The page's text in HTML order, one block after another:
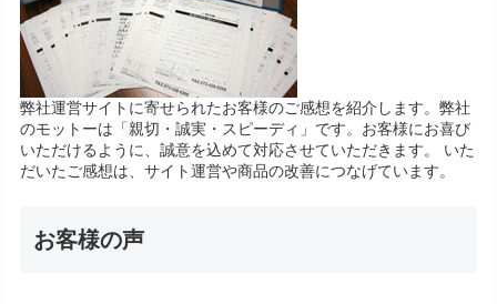
弊社運営サイトに寄せられたお客様のご感想を紹介します。弊社
のモットーは「親切・誠実・スピーディ」です。お客様にお喜び
いただけるように、誠意を込めて対応させていただきます。 いた
だいたご感想は、サイト運営や商品の改善につなげています。
お客様の声